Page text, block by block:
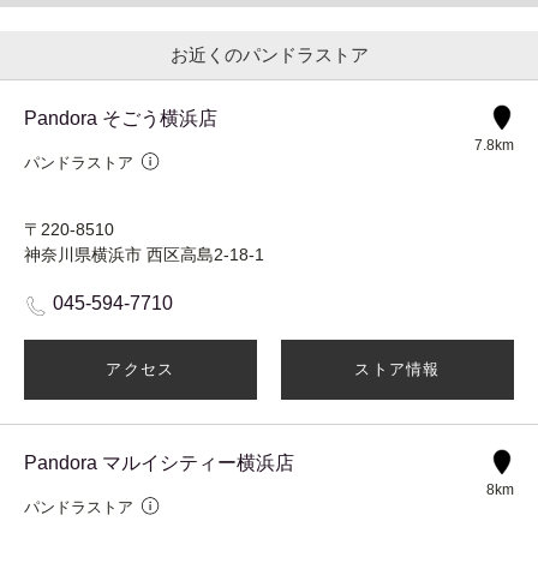
お近くのパンドラストア
Pandora そごう横浜店
パンドラストア
7.8km
〒220-8510
神奈川県横浜市 西区高島2-18-1
045-594-7710
アクセス ストア情報
Pandora マルイシティー横浜店
パンドラストア
8km